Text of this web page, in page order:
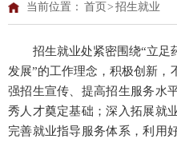
当前位置： 首页 > 招生就业
招生就业处紧密围绕“立足
发展”的工作理念，积极创新，
强招生宣传、提高招生服务水
秀人才奠定基础；深入拓展就
完善就业指导服务体系，利用